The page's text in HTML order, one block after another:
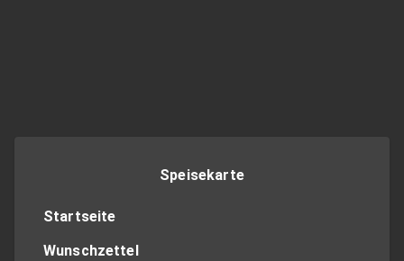
Speisekarte
Startseite
Wunschzettel